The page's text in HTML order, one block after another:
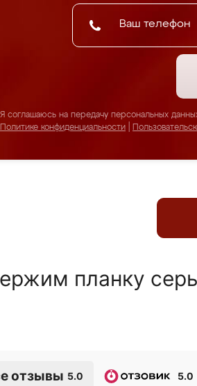
Я соглашаюсь на передачу персональных
Политике конфиденциальности
планку
отзывы 5.0 5.0